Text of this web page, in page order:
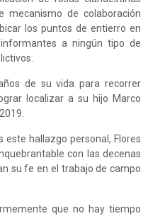
mecanismo de colaboración
los puntos de entierro en
a ningún tipo de
de su vida para recorrer
localizar a su hijo Marco
este hallazgo personal, Flores
con las decenas
su fe en el trabajo de campo
que no hay tiempo